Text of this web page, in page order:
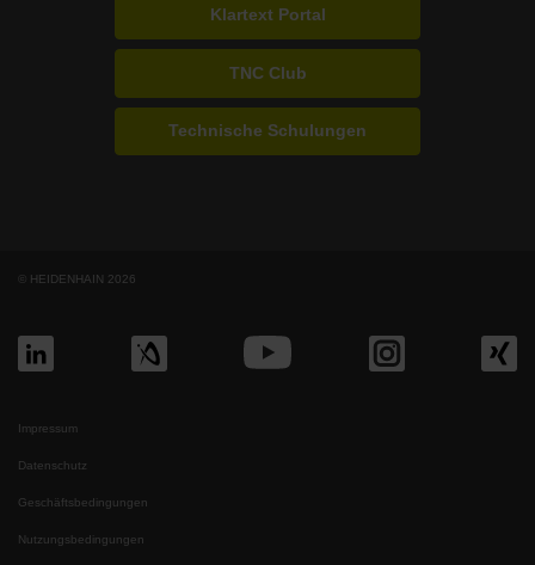
Klartext Portal
TNC Club
Technische Schulungen
© HEIDENHAIN 2026
Impressum
Datenschutz
Geschäftsbedingungen
Nutzungsbedingungen